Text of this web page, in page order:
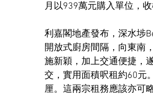
月以939萬元購入單位，
利嘉閣地產發布，深水埗
開放式廚房間隔，向東南
施新穎，加上交通便捷，
交，實用面積呎租約60元
厘。這兩宗租務應該亦可